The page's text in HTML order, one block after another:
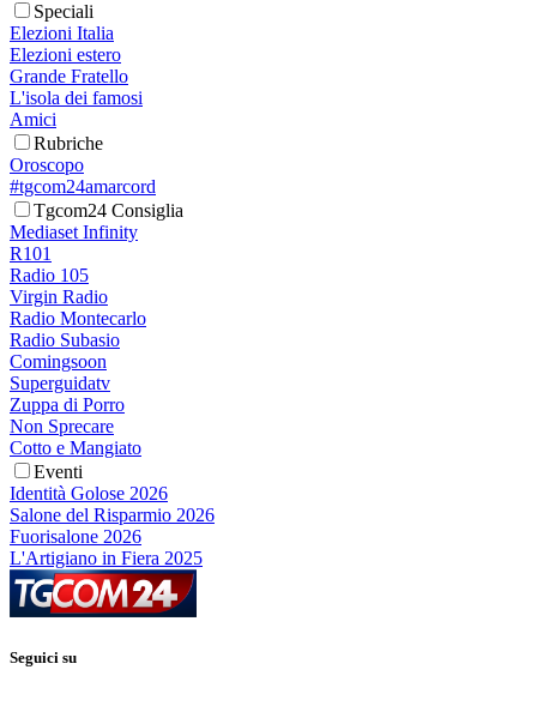
Speciali
Elezioni Italia
Elezioni estero
Grande Fratello
L'isola dei famosi
Amici
Rubriche
Oroscopo
#tgcom24amarcord
Tgcom24 Consiglia
Mediaset Infinity
R101
Radio 105
Virgin Radio
Radio Montecarlo
Radio Subasio
Comingsoon
Superguidatv
Zuppa di Porro
Non Sprecare
Cotto e Mangiato
Eventi
Identità Golose 2026
Salone del Risparmio 2026
Fuorisalone 2026
L'Artigiano in Fiera 2025
Seguici su